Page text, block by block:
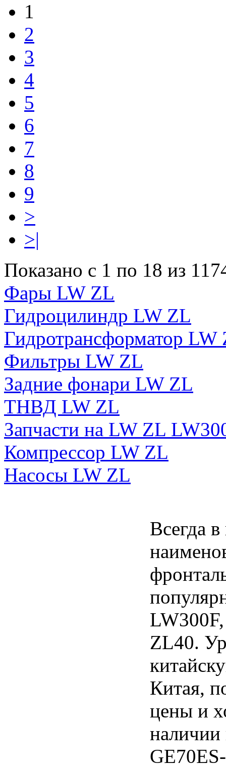
1
2
3
4
5
6
7
8
9
>
>|
Показано с 1 по 18 из
Фары LW ZL
Гидроцилиндр LW ZL
Гидротрансформатор LW
Фильтры LW ZL
Задние фонари LW ZL
ТНВД LW ZL
Запчасти на LW ZL
Компрессор LW ZL
Насосы LW ZL
Всегда
ZL40.
Китая,
цены и